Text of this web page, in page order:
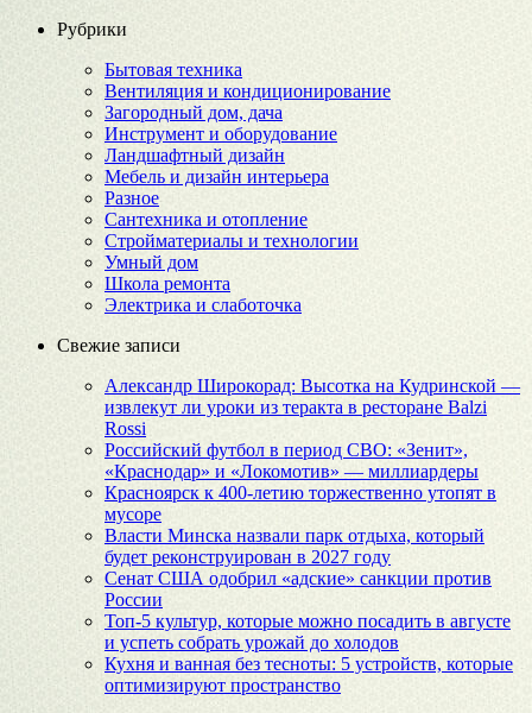
Рубрики
Бытовая техника
Вентиляция и кондиционирование
Загородный дом, дача
Инструмент и оборудование
Ландшафтный дизайн
Мебель и дизайн интерьера
Разное
Сантехника и отопление
Стройматериалы и технологии
Умный дом
Школа ремонта
Электрика и слаботочка
Свежие записи
Александр Широкорад: Высотка на Кудринской —
извлекут ли уроки из теракта в ресторане Balzi
Rossi
Российский футбол в период СВО: «Зенит»,
«Краснодар» и «Локомотив» — миллиардеры
Красноярск к 400-летию торжественно утопят в
мусоре
Власти Минска назвали парк отдыха, который
будет реконструирован в 2027 году
Сенат США одобрил «адские» санкции против
России
Топ-5 культур, которые можно посадить в августе
и успеть собрать урожай до холодов
Кухня и ванная без тесноты: 5 устройств, которые
оптимизируют пространство